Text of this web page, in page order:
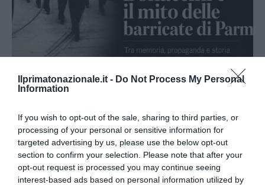
Ilprimatonazionale.it - Do Not Process My Personal
Information
If you wish to opt-out of the sale, sharing to third parties, or
processing of your personal or sensitive information for
targeted advertising by us, please use the below opt-out
section to confirm your selection. Please note that after your
opt-out request is processed you may continue seeing
interest-based ads based on personal information utilized by
Bonaccini e il mito delle barricate di Parma: quando
l’antifascismo copia il fascismo